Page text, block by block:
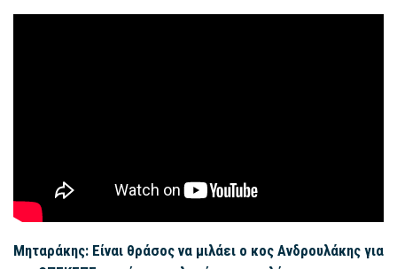
Μηταράκης: Είναι θράσος να μιλάει ο κος Ανδρουλάκης για